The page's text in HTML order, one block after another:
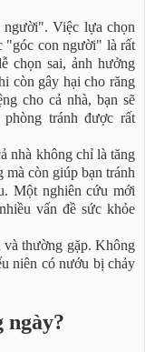
Việc lựa chọn
"góc con người" là rất
sẽ
tránh được rất
không chỉ là tăng
còn giúp bạn tránh
và thường gặp. Không
niên có nướu bị chảy
ngày?